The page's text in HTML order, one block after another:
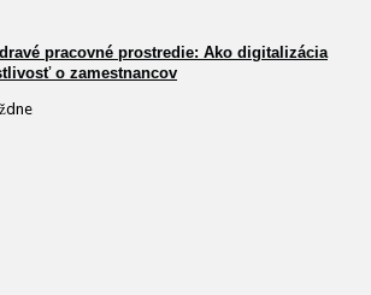
pracovné prostredie: Ako digitalizácia
o zamestnancov